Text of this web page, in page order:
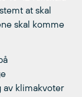
at skal
skal komme
av klimakvoter